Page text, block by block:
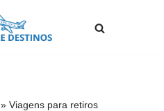
» Viagens para retiros